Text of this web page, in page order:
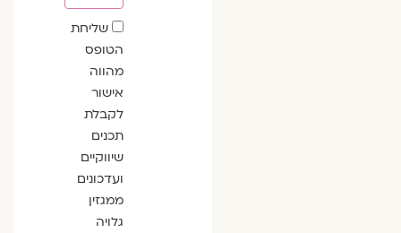
שדה
הסכמה
שליחת
הטופס
מהווה
אישור
לקבלת
תכנים
שיווקיים
ועדכונים
ממגזין
גלויה